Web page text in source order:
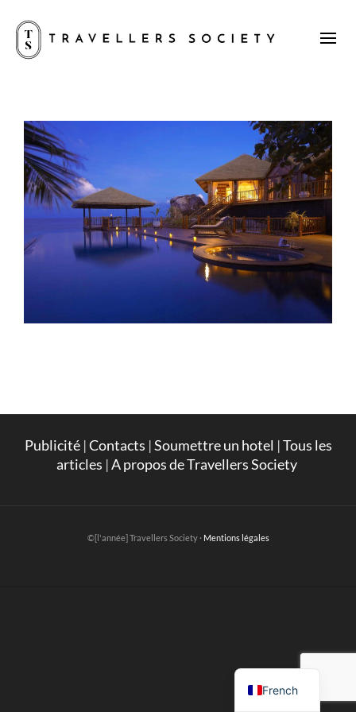
Publicité|Contacts |Soumettre un hotel |Tous les
articles |A propos de Travellers Society
©[l'année] Travellers Society · Mentions légales
French